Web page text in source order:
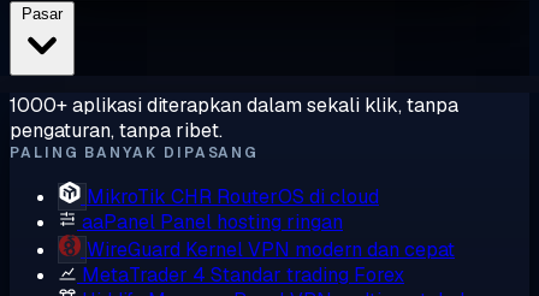
Pasar
1000+ aplikasi diterapkan dalam sekali klik, tanpa
pengaturan, tanpa ribet.
PALING BANYAK DIPASANG
MikroTik CHR RouterOS di cloud
aaPanel Panel hosting ringan
WireGuard Kernel VPN modern dan cepat
MetaTrader 4 Standar trading Forex